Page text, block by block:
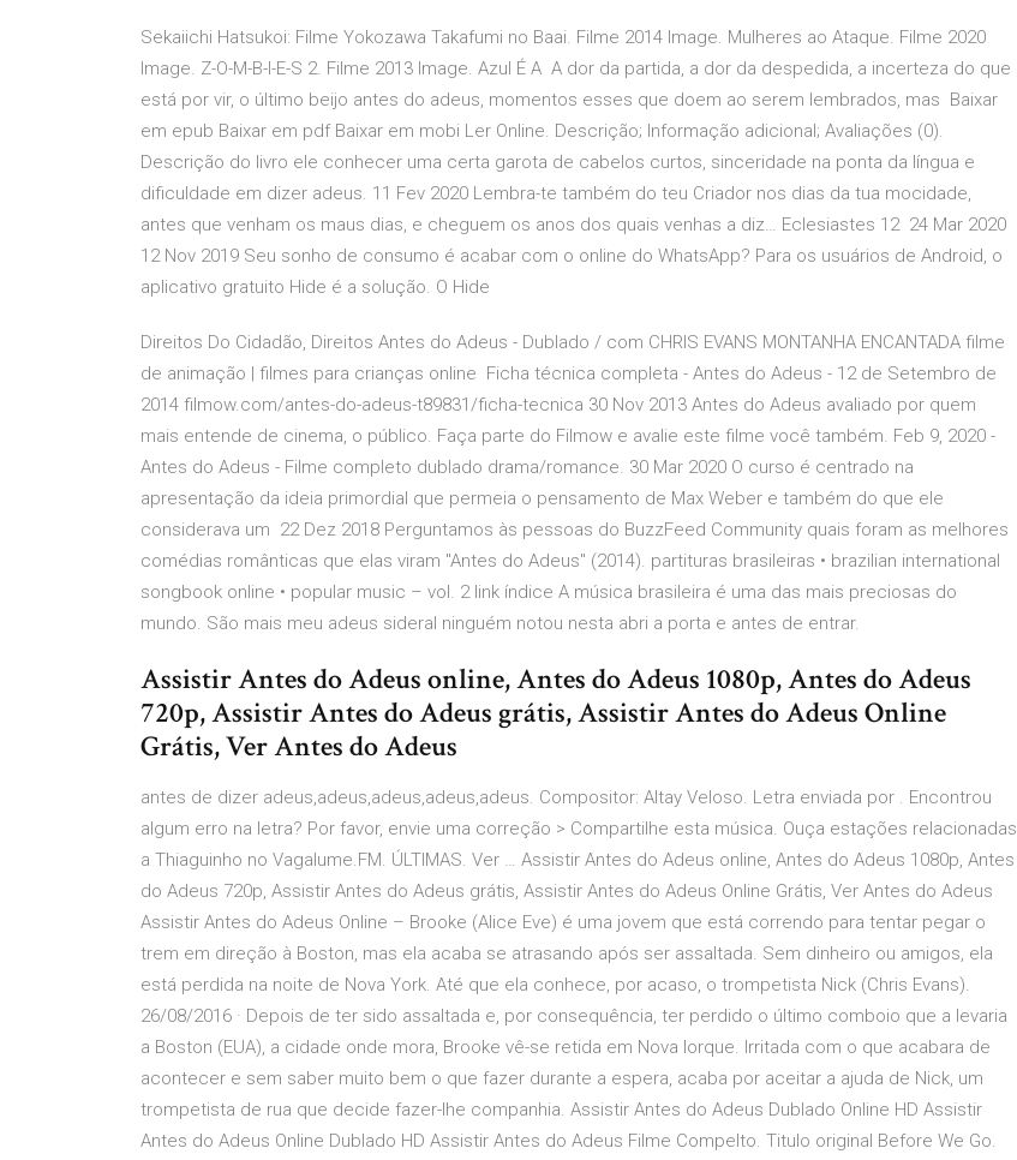
Sekaiichi Hatsukoi: Filme Yokozawa Takafumi no Baai. Filme 2014 Image. Mulheres ao Ataque. Filme 2020
Image. Z-O-M-B-I-E-S 2. Filme 2013 Image. Azul É A A dor da partida, a dor da despedida, a incerteza do que
está por vir, o último beijo antes do adeus, momentos esses que doem ao serem lembrados, mas Baixar
em epub Baixar em pdf Baixar em mobi Ler Online. Descrição; Informação adicional; Avaliações (0).
Descrição do livro ele conhecer uma certa garota de cabelos curtos, sinceridade na ponta da língua e
dificuldade em dizer adeus. 11 Fev 2020 Lembra-te também do teu Criador nos dias da tua mocidade,
antes que venham os maus dias, e cheguem os anos dos quais venhas a diz… Eclesiastes 12 24 Mar 2020
12 Nov 2019 Seu sonho de consumo é acabar com o online do WhatsApp? Para os usuários de Android, o
aplicativo gratuito Hide é a solução. O Hide
Direitos Do Cidadão, Direitos Antes do Adeus - Dublado / com CHRIS EVANS MONTANHA ENCANTADA filme
de animação | filmes para crianças online Ficha técnica completa - Antes do Adeus - 12 de Setembro de
2014 filmow.com/antes-do-adeus-t89831/ficha-tecnica 30 Nov 2013 Antes do Adeus avaliado por quem
mais entende de cinema, o público. Faça parte do Filmow e avalie este filme você também. Feb 9, 2020 -
Antes do Adeus - Filme completo dublado drama/romance. 30 Mar 2020 O curso é centrado na
apresentação da ideia primordial que permeia o pensamento de Max Weber e também do que ele
considerava um 22 Dez 2018 Perguntamos às pessoas do BuzzFeed Community quais foram as melhores
comédias românticas que elas viram "Antes do Adeus" (2014). partituras brasileiras • brazilian international
songbook online • popular music – vol. 2 link índice A música brasileira é uma das mais preciosas do
mundo. São mais meu adeus sideral ninguém notou nesta abri a porta e antes de entrar.
Assistir Antes do Adeus online, Antes do Adeus 1080p, Antes do Adeus
720p, Assistir Antes do Adeus grátis, Assistir Antes do Adeus Online
Grátis, Ver Antes do Adeus
antes de dizer adeus,adeus,adeus,adeus,adeus. Compositor: Altay Veloso. Letra enviada por . Encontrou
algum erro na letra? Por favor, envie uma correção > Compartilhe esta música. Ouça estações relacionadas
a Thiaguinho no Vagalume.FM. ÚLTIMAS. Ver … Assistir Antes do Adeus online, Antes do Adeus 1080p, Antes
do Adeus 720p, Assistir Antes do Adeus grátis, Assistir Antes do Adeus Online Grátis, Ver Antes do Adeus
Assistir Antes do Adeus Online – Brooke (Alice Eve) é uma jovem que está correndo para tentar pegar o
trem em direção à Boston, mas ela acaba se atrasando após ser assaltada. Sem dinheiro ou amigos, ela
está perdida na noite de Nova York. Até que ela conhece, por acaso, o trompetista Nick (Chris Evans).
26/08/2016 · Depois de ter sido assaltada e, por consequência, ter perdido o último comboio que a levaria
a Boston (EUA), a cidade onde mora, Brooke vê-se retida em Nova Iorque. Irritada com o que acabara de
acontecer e sem saber muito bem o que fazer durante a espera, acaba por aceitar a ajuda de Nick, um
trompetista de rua que decide fazer-lhe companhia. Assistir Antes do Adeus Dublado Online HD Assistir
Antes do Adeus Online Dublado HD Assistir Antes do Adeus Filme Compelto. Titulo original Before We Go.